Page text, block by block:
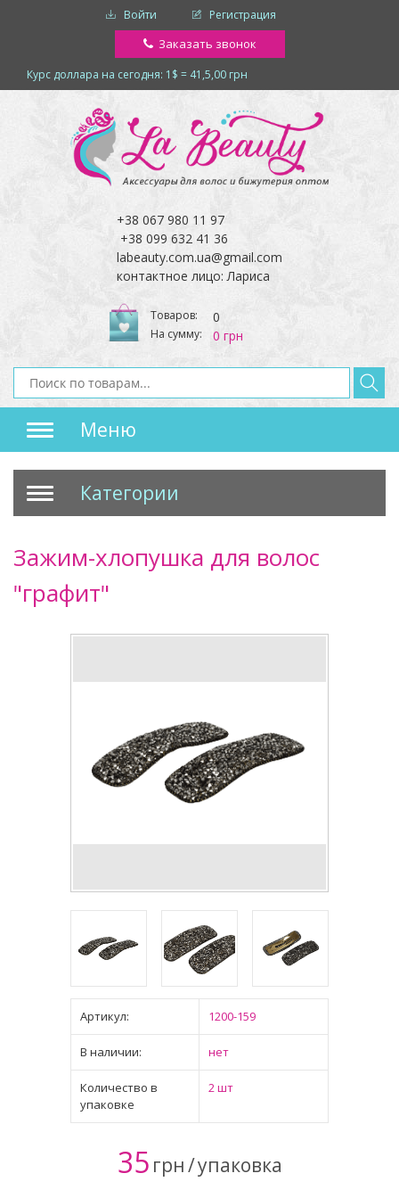
Войти Регистрация
Заказать звонок
Курс доллара на сегодня: 1$ = 41,5,00 грн
+38 067 980 11 97
+38 099 632 41 36
labeauty.com.ua@gmail.com
контактное лицо: Лариса
Товаров: 0
На сумму: 0 грн
Меню
Категории
Зажим-хлопушка для волос
"графит"
Артикул: 1200-159
В наличии: нет
Количество в
упаковке
2 шт
35 грн/упаковка